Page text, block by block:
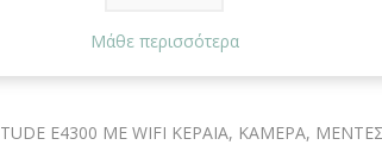
ΑΞΙΟΛΟΓΗΣΕΙΣ
E4300 ΜΕ WIFI ΚΕΡΑΙΑ, ΚΑΜΕΡΑ,
Μάθε περισσότερα